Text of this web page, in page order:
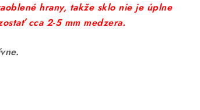
hrany, takže sklo nie je úplne
cca 2-5 mm medzera.